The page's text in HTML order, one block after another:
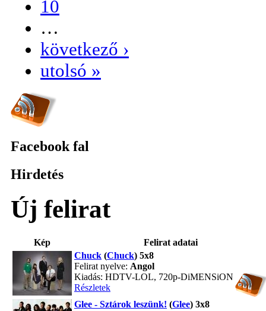
10
…
következő ›
utolsó »
Facebook fal
Hirdetés
Új felirat
Kép
Felirat adatai
Chuck (Chuck) 5x8
Felirat nyelve: Angol
Kiadás: HDTV-LOL, 720p-DiMENSiON
Részletek
Glee - Sztárok leszünk! (Glee) 3x8